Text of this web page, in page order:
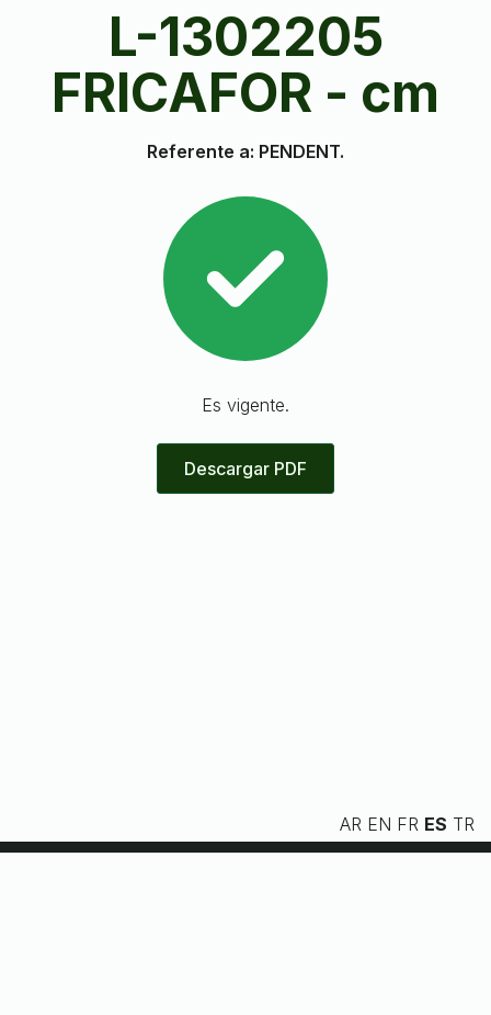
L-1302205
FRICAFOR - cm
Referente a: PENDENT.
Es vigente.
Descargar PDF
AR EN FR ES TR